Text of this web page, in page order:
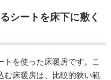
シートを床下に敷く
トを使った床暖房です。こ
む床暖房は、比較的狭い範